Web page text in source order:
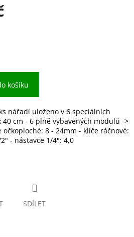
košíku
nářadí uloženo v 6 speciálních
40 cm - 6 plně vybavených modulů ->
očkoploché: 8 - 24mm - klíče ráčnové:
- nástavce 1/4": 4,0
SDÍLET